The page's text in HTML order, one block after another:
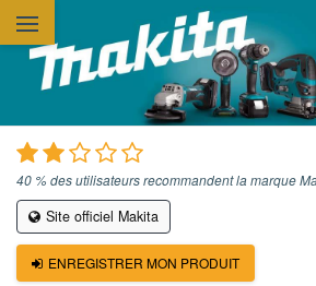
40 % des utilisateurs recommandent la marque
Site officiel Makita
ENREGISTRER MON PRODUIT